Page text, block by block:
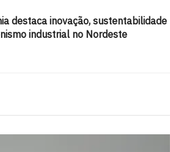
destaca inovação, sustentabilidade
industrial no Nordeste